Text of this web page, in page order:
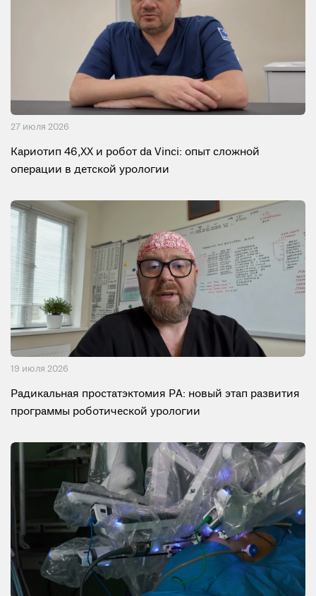
27 июля 2026
Кариотип 46,XX и робот da Vinci: опыт сложной
операции в детской урологии
19 июля 2026
Радикальная простатэктомия РА: новый этап развития
программы роботической урологии